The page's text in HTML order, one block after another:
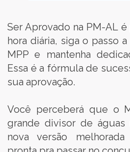
Ser Aprovado na PM-AL
hora diária, siga o passo
MPP e mantenha
Essa é a fórmula de
sua aprovação.
Você perceberá que o
grande divisor de águas
nova versão